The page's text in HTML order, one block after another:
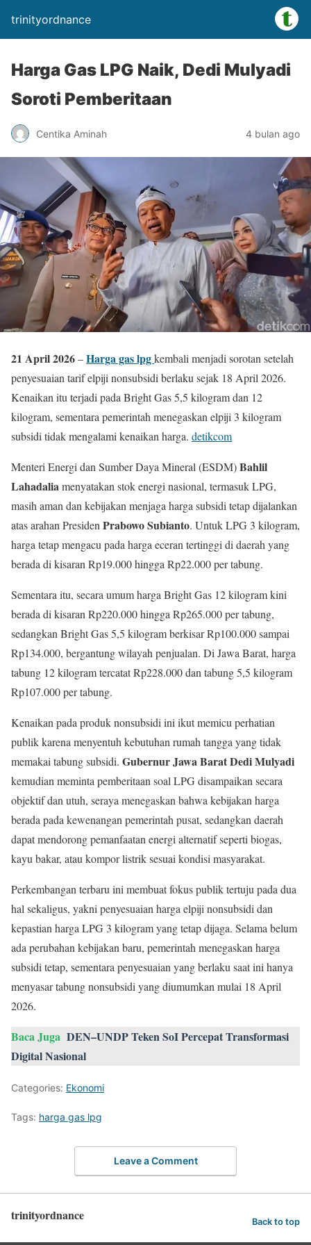
trinityordnance
Harga Gas LPG Naik, Dedi Mulyadi
Soroti Pemberitaan
Centika Aminah 4 bulan ago
21 April 2026–Harga gas lpgkembali menjadi sorotan setelah
penyesuaian tarif elpiji nonsubsidi berlaku sejak 18 April 2026.
Kenaikan itu terjadi pada Bright Gas 5,5 kilogram dan 12
kilogram, sementara pemerintah menegaskan elpiji 3 kilogram
subsidi tidak mengalami kenaikan harga. detikcom
Menteri Energi dan Sumber Daya Mineral (ESDM)Bahlil
Lahadaliamenyatakan stok energi nasional, termasuk LPG,
masih aman dan kebijakan menjaga harga subsidi tetap dijalankan
atas arahan Presiden Prabowo Subianto. Untuk LPG 3 kilogram,
harga tetap mengacu pada harga eceran tertinggi di daerah yang
berada di kisaran Rp19.000 hingga Rp22.000 per tabung.
Sementara itu, secara umum harga Bright Gas 12 kilogram kini
berada di kisaran Rp220.000 hingga Rp265.000 per tabung,
sedangkan Bright Gas 5,5 kilogram berkisar Rp100.000 sampai
Rp134.000, bergantung wilayah penjualan. Di Jawa Barat, harga
tabung 12 kilogram tercatat Rp228.000 dan tabung 5,5 kilogram
Rp107.000 per tabung.
Kenaikan pada produk nonsubsidi ini ikut memicu perhatian
publik karena menyentuh kebutuhan rumah tangga yang tidak
memakai tabung subsidi. Gubernur Jawa Barat Dedi Mulyadi
kemudian meminta pemberitaan soal LPG disampaikan secara
objektif dan utuh, seraya menegaskan bahwa kebijakan harga
berada pada kewenangan pemerintah pusat, sedangkan daerah
dapat mendorong pemanfaatan energi alternatif seperti biogas,
kayu bakar, atau kompor listrik sesuai kondisi masyarakat.
Perkembangan terbaru ini membuat fokus publik tertuju pada dua
hal sekaligus, yakni penyesuaian harga elpiji nonsubsidi dan
kepastian harga LPG 3 kilogram yang tetap dijaga. Selama belum
ada perubahan kebijakan baru, pemerintah menegaskan harga
subsidi tetap, sementara penyesuaian yang berlaku saat ini hanya
menyasar tabung nonsubsidi yang diumumkan mulai 18 April
2026.
Baca Juga DEN–UNDP Teken SoI Percepat Transformasi
Digital Nasional
Categories: Ekonomi
Tags: harga gas lpg
Leave a Comment
trinityordnance Back to top